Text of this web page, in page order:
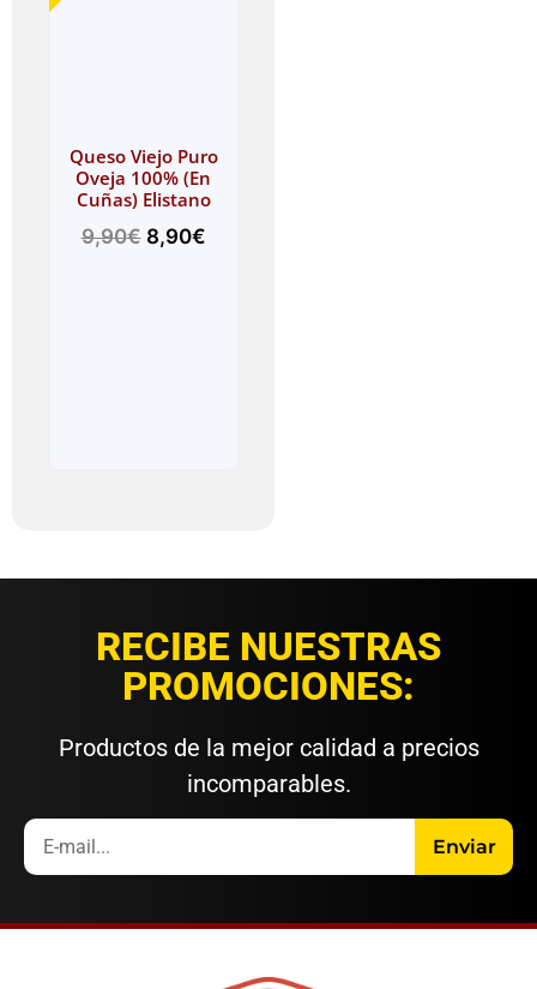
Queso Viejo Puro
Oveja 100% (En
Cuñas) Elistano
9,90€ 8,90€
RECIBE NUESTRAS
PROMOCIONES:
Productos de la mejor calidad a precios
incomparables.
Enviar